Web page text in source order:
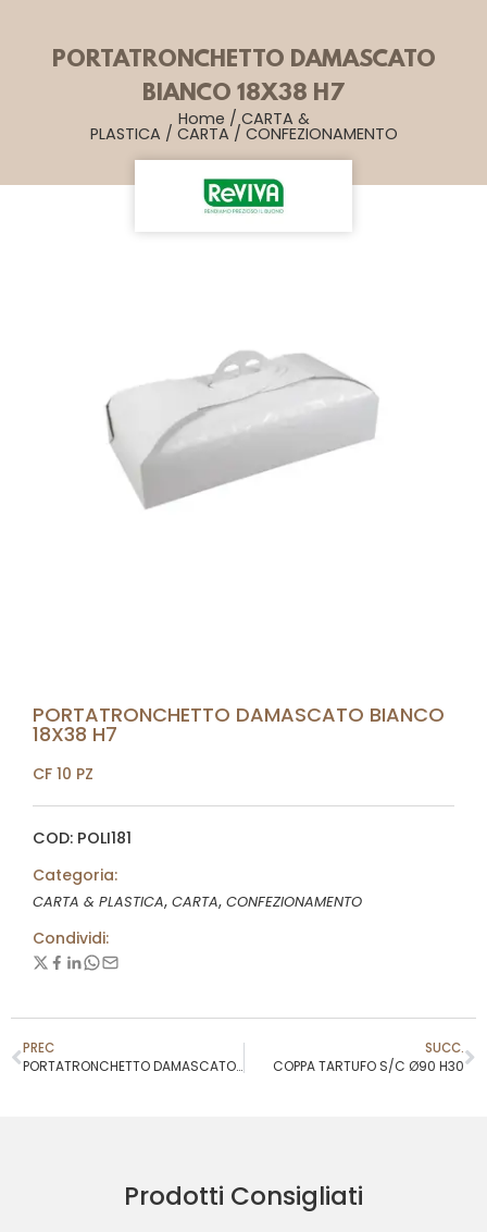
PORTATRONCHETTO DAMASCATO
BIANCO 18X38 H7
Home /CARTA &
PLASTICA / CARTA / CONFEZIONAMENTO
PORTATRONCHETTO DAMASCATO BIANCO
18X38 H7
CF 10 PZ
COD: POLI181
Categoria:
CARTA & PLASTICA, CARTA, CONFEZIONAMENTO
Condividi:
PREC
PORTATRONCHETTO DAMASCATO BIANCO 17X33 H7
SUCC.
COPPA TARTUFO S/C Ø90 H30
Prodotti Consigliati